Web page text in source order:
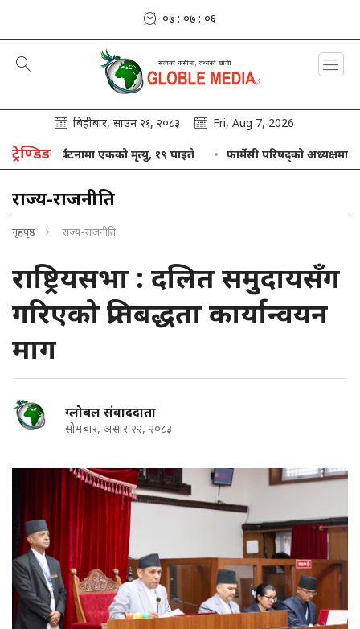
०७ : ०७ : ०७
बिहीबार, साउन २१, २०८३ Fri, Aug 7, 2026
ट्रेण्डिङ
बस दुर्घटनामा एकको मृत्यु, १९ घाइते फार्मेसी परिषद्को अध्यक्षमा आलम
राज्य-राजनीति
गृहपृष्ठ राज्य-राजनीति
राष्ट्रियसभा : दलित समुदायसँग
गरिएको प्रतिबद्धता कार्यान्वयन
माग
ग्लोबल संवाददाता
सोमबार, असार २२, २०८३